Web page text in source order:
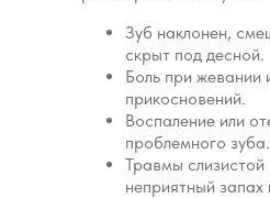
Зуб наклонен,
скрыт под десной.
Боль при жевании
прикосновений.
Воспаление или
проблемного зуба.
Травмы слизистой
неприятный запах